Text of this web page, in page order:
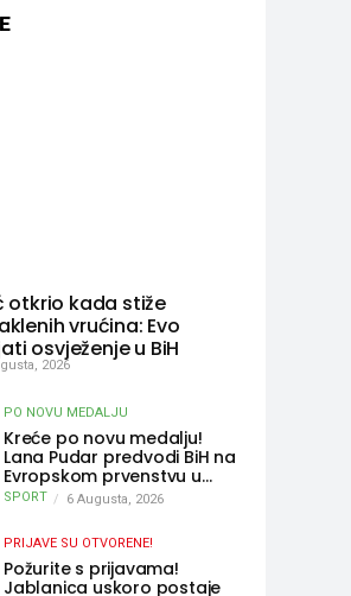
otkrio kada stiže
vrućina: Evo
osvježenje u BiH
2026
PO NOVU MEDALJU
Kreće po novu medalju!
Lana Pudar predvodi BiH na
Evropskom prvenstvu u
Parizu
SPORT 6 Augusta, 2026
PRIJAVE SU OTVORENE!
Požurite s prijavama!
Jablanica uskoro postaje